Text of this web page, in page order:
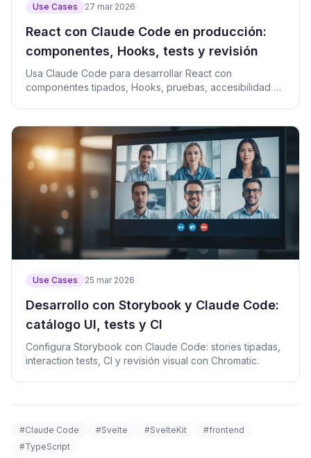
Use Cases 27 mar 2026
React con Claude Code en producción:
componentes, Hooks, tests y revisión
Usa Claude Code para desarrollar React con
componentes tipados, Hooks, pruebas, accesibilidad y
Use Cases 25 mar 2026
Desarrollo con Storybook y Claude Code:
catálogo UI, tests y CI
Configura Storybook con Claude Code: stories tipadas,
interaction tests, CI y revisión visual con Chromatic.
#Claude Code #Svelte #SvelteKit
#frontend
#TypeScript